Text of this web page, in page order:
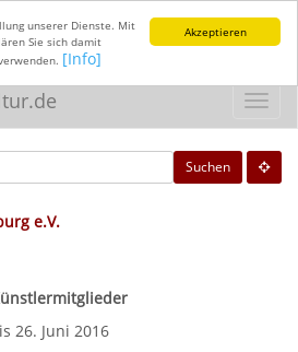
Akzeptieren
unserer Dienste. Mit
Sie sich damit
[Info]
Suchen
e.V.
26. Juni 2016